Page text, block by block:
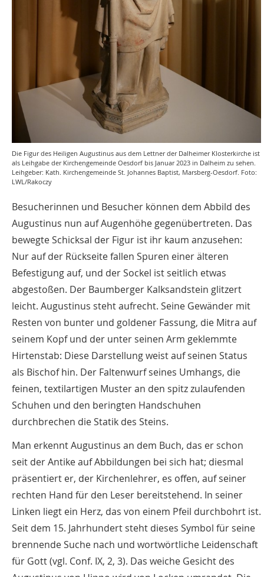
Die Figur des Heiligen Augustinus aus dem Lettner der Dalheimer Klosterkirche ist
als Leihgabe der Kirchengemeinde Oesdorf bis Januar 2023 in Dalheim zu sehen.
Leihgeber: Kath. Kirchengemeinde St. Johannes Baptist, Marsberg-Oesdorf. Foto:
LWL/Rakoczy
Besucherinnen und Besucher können dem Abbild des
Augustinus nun auf Augenhöhe gegenübertreten. Das
bewegte Schicksal der Figur ist ihr kaum anzusehen:
Nur auf der Rückseite fallen Spuren einer älteren
Befestigung auf, und der Sockel ist seitlich etwas
abgestoßen. Der Baumberger Kalksandstein glitzert
leicht. Augustinus steht aufrecht. Seine Gewänder mit
Resten von bunter und goldener Fassung, die Mitra auf
seinem Kopf und der unter seinen Arm geklemmte
Hirtenstab: Diese Darstellung weist auf seinen Status
als Bischof hin. Der Faltenwurf seines Umhangs, die
feinen, textilartigen Muster an den spitz zulaufenden
Schuhen und den beringten Handschuhen
durchbrechen die Statik des Steins.
Man erkennt Augustinus an dem Buch, das er schon
seit der Antike auf Abbildungen bei sich hat; diesmal
präsentiert er, der Kirchenlehrer, es offen, auf seiner
rechten Hand für den Leser bereitstehend. In seiner
Linken liegt ein Herz, das von einem Pfeil durchbohrt ist.
Seit dem 15. Jahrhundert steht dieses Symbol für seine
brennende Suche nach und wortwörtliche Leidenschaft
für Gott (vgl. Conf. IX, 2, 3). Das weiche Gesicht des